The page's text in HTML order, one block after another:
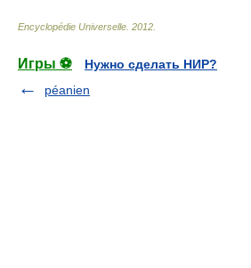
Encyclopédie Universelle 2012
Игры ⚽
Нужно сделать НИР?
péanien